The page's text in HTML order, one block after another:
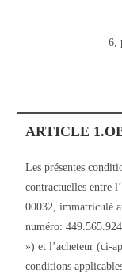
6,
ARTICLE
Les présentes
contractuelles entre
00032, immatriculé
numéro:
») et l’acheteur (ci-
conditions